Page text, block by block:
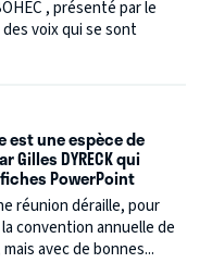
, présenté par le
voix qui se sont
est une espèce de
Gilles DYRECK qui
PowerPoint
réunion déraille, pour
convention annuelle de
avec de bonnes...